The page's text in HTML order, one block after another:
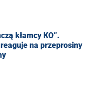
kłamcy KO”.
reaguje na przeprosiny